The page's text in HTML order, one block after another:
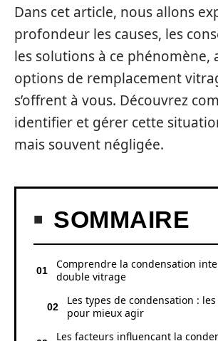
Dans cet article, nous allons
profondeur les causes, les
les solutions à ce phénomène,
options de remplacement
s’offrent à vous. Découvrez
identifier et gérer cette
mais souvent négligée.
SOMMAIRE
Comprendre la condensation
double vitrage
Les types de condensation :
pour mieux agir
Les facteurs influençant la